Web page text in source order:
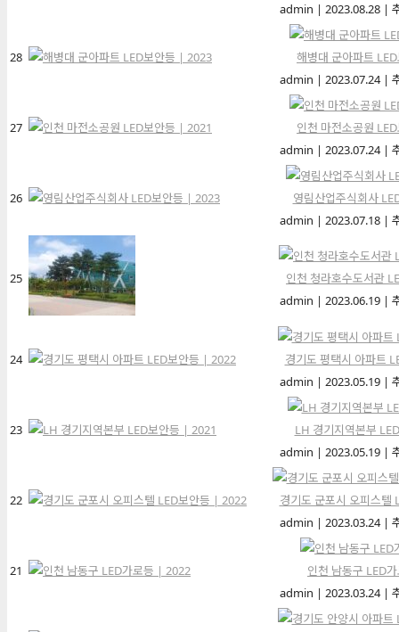
admin | 2023.08.28 |
28
해병대 군아파트
admin | 2023.07.24 |
27
인천 마전소공원
admin | 2023.07.24 |
26
영림산업주식회사
admin | 2023.07.18 |
25
인천 청라호수도서관
admin | 2023.06.19 |
24
경기도 평택시 아파트
admin | 2023.05.19 |
23
LH 경기지역본부
admin | 2023.05.19 |
22
경기도 군포시 오피스텔
admin | 2023.03.24 |
21
인천 남동구 LED
admin | 2023.03.24 |